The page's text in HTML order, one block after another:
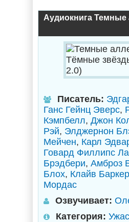
Писатель:
Ганс Гейнц Эверс,
Кэмпбелл, Джон
Рэй, Элджернон
Мейчен, Карл
Говард Филлипс
Брэдбери, Амброз
Блох, Клайв Баркер
Мордас
Озвучивает:
Категория: